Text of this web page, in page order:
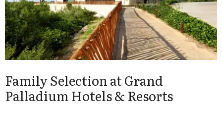
Family Selection at Grand
Palladium Hotels & Resorts